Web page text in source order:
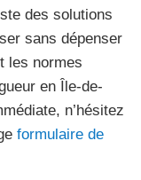
des solutions
sans dépenser
les normes
en Île-de-
n’hésitez
formulaire de